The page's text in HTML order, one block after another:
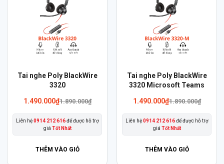
Tai nghe Poly BlackWire
3320
1.490.000₫1.890.000₫
Liên hệ0914 212 616để được hỗ trợ
giá Tốt Nhất
THÊM VÀO GIỎ
Sản
nhiều
biến
Tai nghe Poly BlackWire
3320 Microsoft Teams
1.490.000₫1.890.000₫
Liên hệ0914 212 616để được hỗ trợ
giá Tốt Nhất
THÊM VÀO GIỎ
Sản
phẩm
nhiều
biến